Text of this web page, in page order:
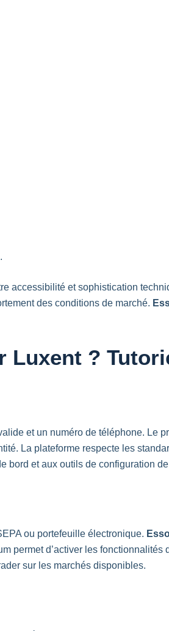
accessibilité et sophistication
des conditions de marché.
Luxent ?
et un numéro de téléphone. Le
La plateforme respecte les
bord et aux outils de configuration
ou portefeuille électronique.
permet d’activer les fonctionnalités
sur les marchés disponibles.